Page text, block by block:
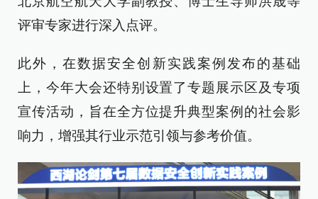
评审专家进行深入点评。
此外，在数据安全创新实践案例发布的基础
上，今年大会还特别设置了专题展示区及专项
宣传活动，旨在全方位提升典型案例的社会影
响力，增强其行业示范引领与参考价值。